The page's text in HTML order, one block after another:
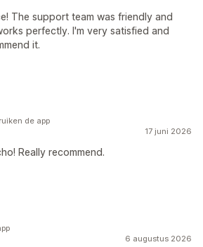
The support team was friendly and
perfectly. I'm very satisfied and
it.
17 juni 2026
Really recommend.
de app
6 augustus 2026